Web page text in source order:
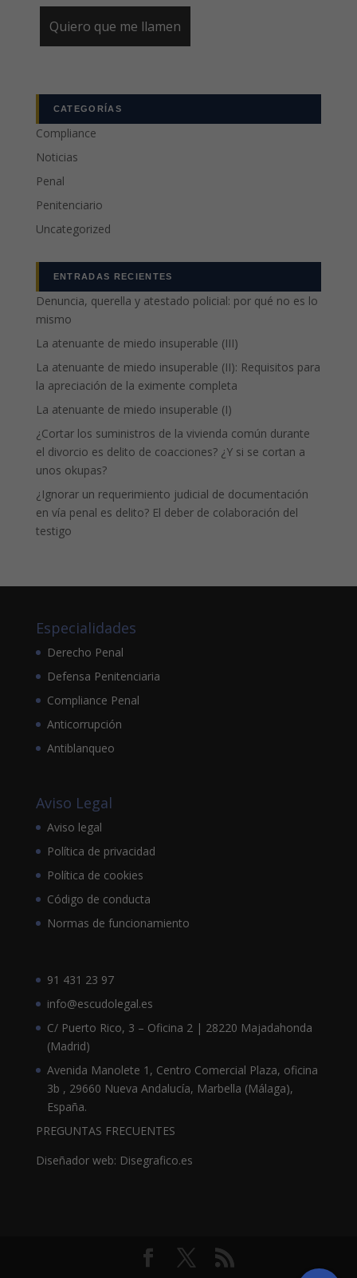
CATEGORÍAS
Compliance
Noticias
Penal
Penitenciario
Uncategorized
ENTRADAS RECIENTES
Denuncia, querella y atestado policial: por qué no es lo
mismo
La atenuante de miedo insuperable (III)
La atenuante de miedo insuperable (II): Requisitos para
la apreciación de la eximente completa
La atenuante de miedo insuperable (I)
¿Cortar los suministros de la vivienda común durante
el divorcio es delito de coacciones? ¿Y si se cortan a
unos okupas?
¿Ignorar un requerimiento judicial de documentación
en vía penal es delito? El deber de colaboración del
testigo
Especialidades
Derecho Penal
Defensa Penitenciaria
Compliance Penal
Anticorrupción
Antiblanqueo
Aviso Legal
Aviso legal
Política de privacidad
Política de cookies
Código de conducta
Normas de funcionamiento
91 431 23 97
info@escudolegal.es
C/ Puerto Rico, 3 – Oficina 2 | 28220 Majadahonda
(Madrid)
Avenida Manolete 1, Centro Comercial Plaza, oficina
3b , 29660 Nueva Andalucía, Marbella (Málaga),
España.
PREGUNTAS FRECUENTES
Diseñador web: Disegrafico.es